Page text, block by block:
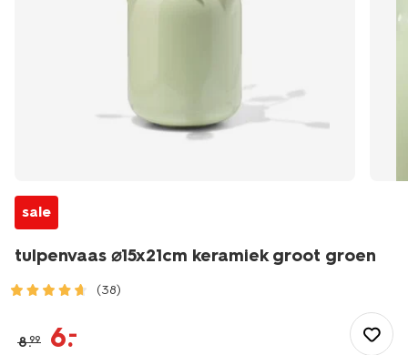
sale
tulpenvaas ⌀15x21cm keramiek groot groen
(38)
slapen/wonen/vaas/tulpenvaas-
%E2%8C%8015x21cm-
8.99 6.–